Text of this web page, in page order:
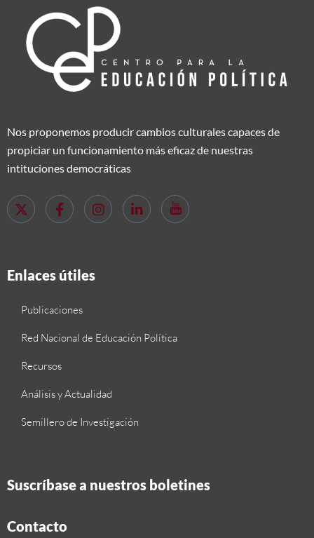
Nos proponemos producir cambios culturales capaces de
propiciar un funcionamiento más eficaz de nuestras
intituciones democráticas
Enlaces útiles
Publicaciones
Red Nacional de Educación Política
Recursos
Análisis y Actualidad
Semillero de Investigación
Suscríbase a nuestros boletines
Contacto